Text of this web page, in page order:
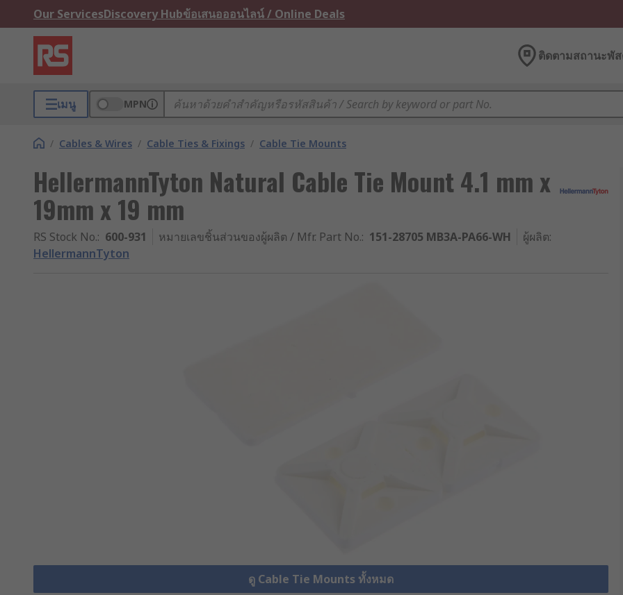
Our ServicesDiscovery Hubข้อเสนอออนไลน์ / Online Deals
ติดตามสถานะพั
เมนู MPN
/ Cables & Wires / Cable Ties & Fixings / Cable Tie Mounts
HellermannTyton Natural Cable Tie Mount 4.1 mm x
19mm x 19 mm
RS Stock No.: 600-931 หมายเลขชิ้นส่วนของผู้ผลิต / Mfr. Part No.: 151-28705 MB3A-PA66-WH ผู้ผลิต:
HellermannTyton
ดู Cable Tie Mounts ทั้งหมด